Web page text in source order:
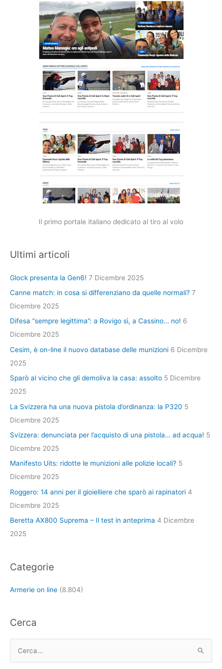
Il primo portale italiano dedicato al tiro al volo
Ultimi articoli
Glock presenta la Gen6! 7 Dicembre 2025
Canne match: in cosa si differenziano da quelle normali? 7
Dicembre 2025
Difesa “sempre legittima”: a Rovigo sì, a Cassino… no! 6
Dicembre 2025
Cesim, è on-line il nuovo database delle munizioni 6 Dicembre
2025
Sparò al vicino che gli demoliva la casa: assolto 5 Dicembre
2025
La Svizzera ha una nuova pistola d’ordinanza: la P320 5
Dicembre 2025
Svizzera: denunciata per l’acquisto di una pistola… ad acqua! 5
Dicembre 2025
Manifesto Uits: ridotte le munizioni alle polizie locali? 5
Dicembre 2025
Roggero: 14 anni per il gioielliere che sparò ai rapinatori 4
Dicembre 2025
Beretta AX800 Suprema – Il test in anteprima 4 Dicembre
2025
Categorie
Armerie on line (8.804)
Cerca